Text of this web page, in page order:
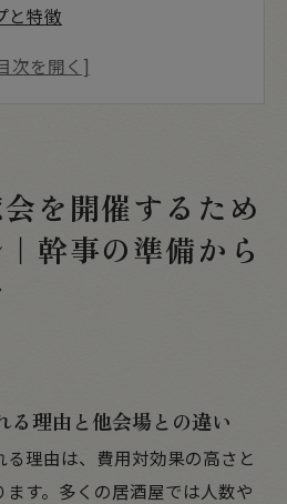
と特徴
理のシミュレーション
を開催するため
幹事の準備から
る理由と他会場との違い
理由は、費用対効果の高さと
す。多くの居酒屋では人数や